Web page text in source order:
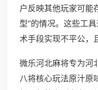
户反映其他玩家可能
型”的情况。这些工
术手段实现不平公，
微乐河北麻将专为河
八将核心玩法原汁原